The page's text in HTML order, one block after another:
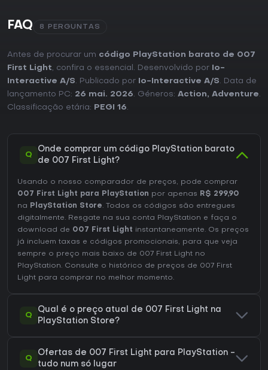
FAQ 8 PERGUNTAS
Antes de procurar um código PlayStation barato de 007
First Light, confira o essencial. Desenvolvido por
Io-
Interactive A/S. Publicado por Io-Interactive A/S. Data de
lançamento PC: 26 mai. 2026. Géneros: Action, Adventure.
Classificação etária:
PEGI 16.
Q
Onde comprar um código PlayStation barato
de 007 First Light?
Usando o nosso comparador de preços, pode comprar
007 First Light para PlayStation por apenas R$ 299,90
na PlayStation Store. Todos os códigos são entregues
digitalmente. Resgate na sua conta PlayStation e faça o
download de 007 First Light instantaneamente. Os preços
já incluem taxas e códigos promocionais, para que veja
sempre o preço mais baixo de 007 First Light no
PlayStation. Consulte o histórico de preços de 007 First
Light para comprar no melhor momento.
Q
Qual é o preço atual de 007 First Light na
PlayStation Store?
Q
Ofertas de 007 First Light para PlayStation -
tudo num só lugar